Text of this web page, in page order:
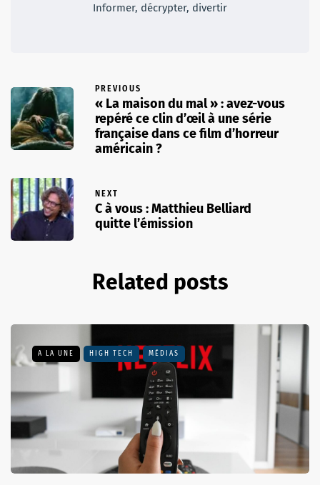
Informer, décrypter, divertir
PREVIOUS
« La maison du mal » : avez-vous
repéré ce clin d’œil à une série
française dans ce film d’horreur
américain ?
NEXT
C à vous : Matthieu Belliard
quitte l’émission
Related posts
A LA UNE HIGH TECH MÉDIAS